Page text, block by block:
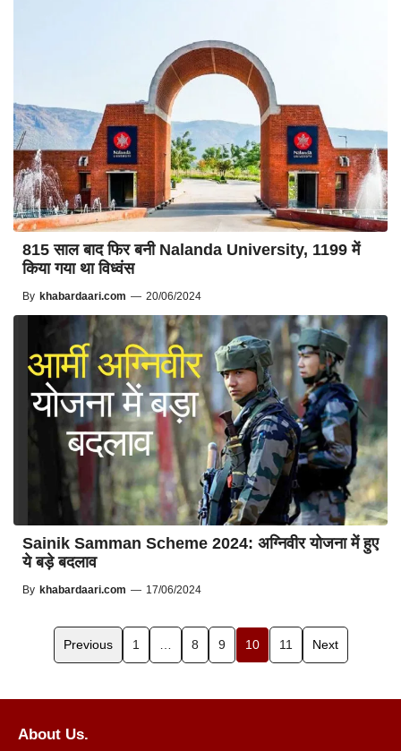
815 साल बाद फिर बनी Nalanda University, 1199 में
किया गया था विध्वंस
By khabardaari.com — 20/06/2024
Sainik Samman Scheme 2024: अग्निवीर योजना में हुए
ये बड़े बदलाव
By khabardaari.com — 17/06/2024
Previous 1 8 9 10 11 Next
About Us.